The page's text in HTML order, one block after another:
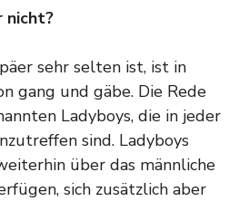
nicht?
sehr selten ist, ist in
gang und gäbe. Die Rede
Ladyboys, die in jeder
sind. Ladyboys
über das männliche
sich zusätzlich aber